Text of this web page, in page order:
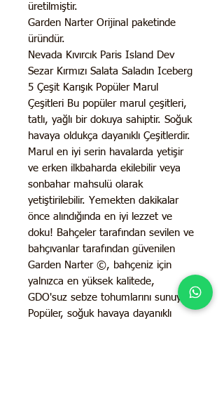
üretilmiştir.
Garden Narter Orijinal paketinde
üründür.
Nevada Kıvırcık Paris Island Dev
Sezar Kırmızı Salata Saladın Iceberg
5 Çeşit Karışık Popüler Marul
Çeşitleri Bu popüler marul çeşitleri,
tatlı, yağlı bir dokuya sahiptir. Soğuk
havaya oldukça dayanıklı Çeşitlerdir.
Marul en iyi serin havalarda yetişir
ve erken ilkbaharda ekilebilir veya
sonbahar mahsulü olarak
yetiştirilebilir. Yemekten dakikalar
önce alındığında en iyi lezzet ve
doku! Bahçeler tarafından sevilen ve
bahçıvanlar tarafından güvenilen
Garden Narter ©, bahçeniz için
yalnızca en yüksek kalitede,
GDO'suz sebze tohumlarını sunuyor.
Popüler, soğuk havaya dayanıklı